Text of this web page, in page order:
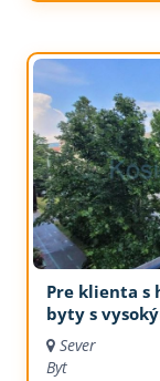
Pre klienta s
byty s
Sever
Byt